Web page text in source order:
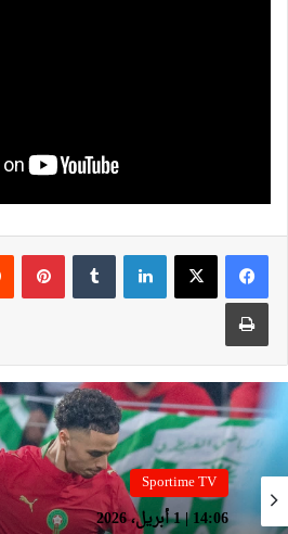
لينكدإن
طباعة
Sportime TV
Sportime TV
14:05 | 1 أبريل، 2026